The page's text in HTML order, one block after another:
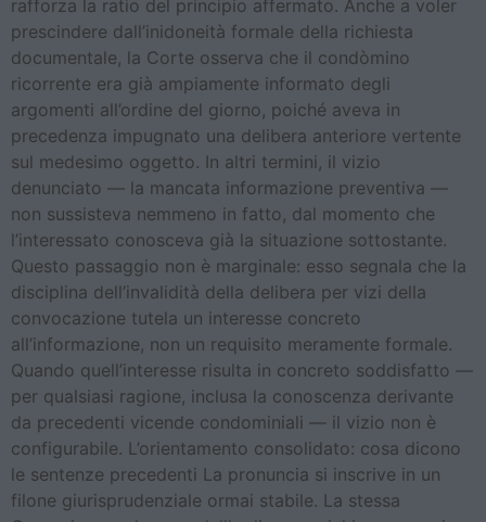
rafforza la ratio del principio affermato. Anche a voler
prescindere dall’inidoneità formale della richiesta
documentale, la Corte osserva che il condòmino
ricorrente era già ampiamente informato degli
argomenti all’ordine del giorno, poiché aveva in
precedenza impugnato una delibera anteriore vertente
sul medesimo oggetto. In altri termini, il vizio
denunciato — la mancata informazione preventiva —
non sussisteva nemmeno in fatto, dal momento che
l’interessato conosceva già la situazione sottostante.
Questo passaggio non è marginale: esso segnala che la
disciplina dell’invalidità della delibera per vizi della
convocazione tutela un interesse concreto
all’informazione, non un requisito meramente formale.
Quando quell’interesse risulta in concreto soddisfatto —
per qualsiasi ragione, inclusa la conoscenza derivante
da precedenti vicende condominiali — il vizio non è
configurabile. L’orientamento consolidato: cosa dicono
le sentenze precedenti La pronuncia si inscrive in un
filone giurisprudenziale ormai stabile. La stessa